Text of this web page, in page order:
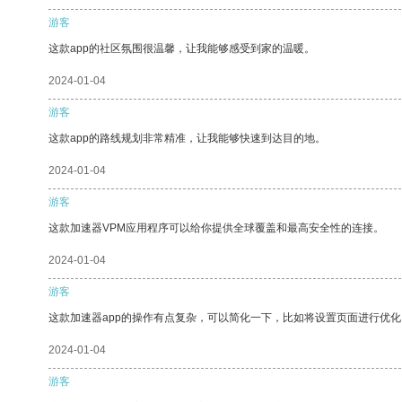
游客
这款app的社区氛围很温馨，让我能够感受到家的温暖。
2024-01-04
游客
这款app的路线规划非常精准，让我能够快速到达目的地。
2024-01-04
游客
这款加速器VPM应用程序可以给你提供全球覆盖和最高安全性的连接。
2024-01-04
游客
这款加速器app的操作有点复杂，可以简化一下，比如将设置页面进行优
2024-01-04
游客